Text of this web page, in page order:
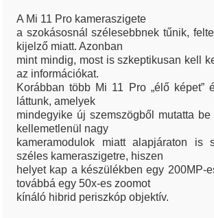
A Mi 11 Pro kameraszigete
a szokásosnál szélesebbnek tűnik,
kijelző miatt. Azonban
mint mindig, most is szkeptikusan kell
az információkat.
Korábban több Mi 11 Pro „élő képet”
láttunk, amelyek
mindegyike új szemszögből mutatta
kellemetlenül nagy
kameramodulok miatt alapjáraton is
széles kameraszigetre, hiszen
helyet kap a készülékben egy 200MP-
továbbá egy 50x-es zoomot
kínáló hibrid periszkóp objektív.